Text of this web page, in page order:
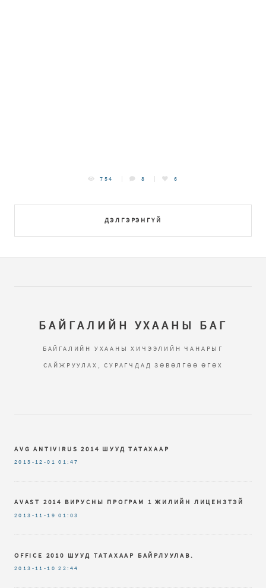
ДЭЛГЭРЭНГҮЙ
754 8 6
БАЙГАЛИЙН УХААНЫ БАГ
БАЙГАЛИЙН УХААНЫ ХИЧЭЭЛИЙН ЧАНАРЫГ
САЙЖРУУЛАХ, СУРАГЧДАД ЗӨВӨЛГӨӨ ӨГӨХ
AVG ANTIVIRUS 2014 ШУУД ТАТАХААР
2013-12-01 01:47
AVAST 2014 ВИРУСНЫ ПРОГРАМ 1 ЖИЛИЙН ЛИЦЕНЗТЭЙ
2013-11-19 01:03
OFFICE 2010 ШУУД ТАТАХААР БАЙРЛУУЛАВ.
2013-11-10 22:44